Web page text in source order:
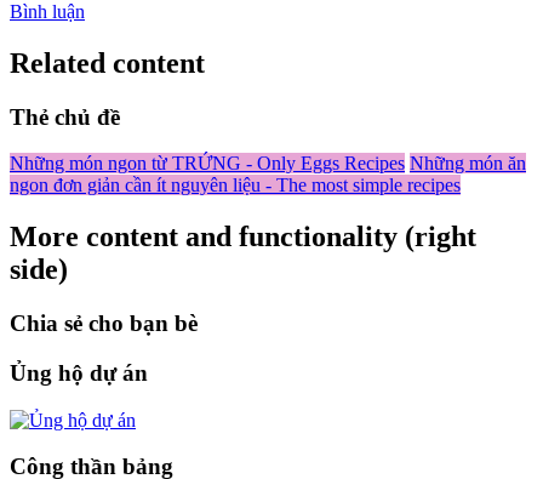
Bình luận
Related content
Thẻ chủ đề
Những món ngon từ TRỨNG - Only Eggs Recipes Những món ăn
ngon đơn giản cần ít nguyên liệu - The most simple recipes
More content and functionality (right
side)
Chia sẻ cho bạn bè
Ủng hộ dự án
Công thần bảng